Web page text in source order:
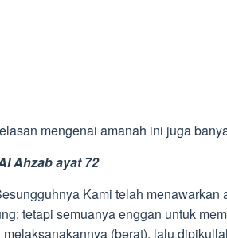
mengenai amanah ini juga
Ahzab ayat 72
Kami telah
tetapi semuanya enggan untuk
melaksanakannya (berat), lalu